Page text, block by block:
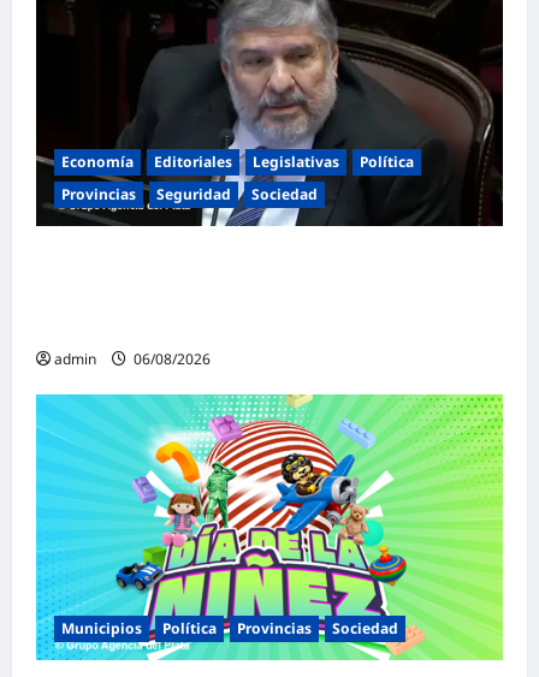
Economía Editoriales Legislativas
Política
Provincias
Seguridad Sociedad
admin 06/08/2026
Municipios Política Provincias Sociedad